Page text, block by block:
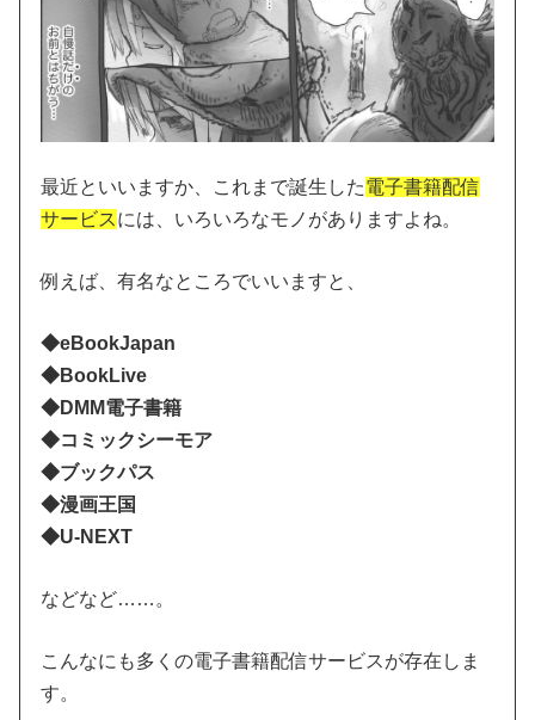
最近といいますか、これまで誕生した電子書籍配信
サービスには、いろいろなモノがありますよね。
例えば、有名なところでいいますと、
◆eBookJapan
◆BookLive
◆DMM電子書籍
◆コミックシーモア
◆ブックパス
◆漫画王国
◆U-NEXT
などなど……。
こんなにも多くの電子書籍配信サービスが存在しま
す。